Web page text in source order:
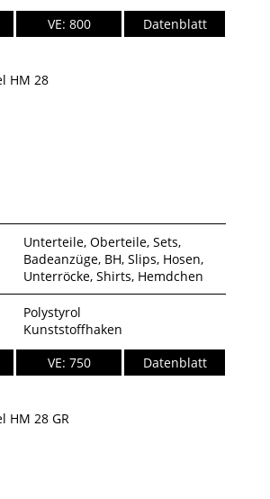
VE: 800 Datenblatt
Unterteile, Oberteile, Sets,
Badeanzüge, BH, Slips, Hosen,
Unterröcke, Shirts, Hemdchen
Polystyrol
Kunststoffhaken
VE: 750 Datenblatt